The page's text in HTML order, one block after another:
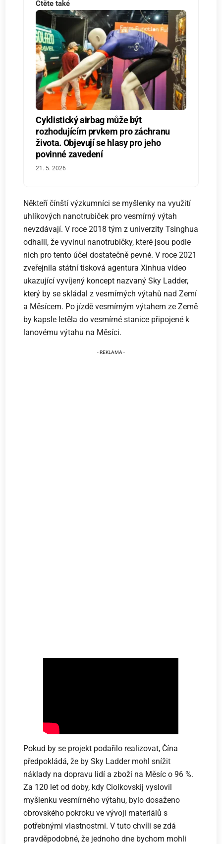
Čtěte také
Cyklistický airbag může být
rozhodujícím prvkem pro záchranu
života. Objevují se hlasy pro jeho
povinné zavedení
21. 5. 2026
Někteří čínští výzkumníci se myšlenky na využití
uhlíkových nanotrubiček pro vesmírný výtah
nevzdávají. V roce 2018 tým z univerzity Tsinghua
odhalil, že vyvinul nanotrubičky, které jsou podle
nich pro tento účel dostatečně pevné. V roce 2021
zveřejnila státní tisková agentura Xinhua video
ukazující vyvíjený koncept nazvaný Sky Ladder,
který by se skládal z vesmírných výtahů nad Zemí
a Měsícem. Po jízdě vesmírným výtahem ze Země
by kapsle letěla do vesmírné stanice připojené k
lanovému výtahu na Měsíci.
Pokud by se projekt podařilo realizovat, Čína
předpokládá, že by Sky Ladder mohl snížit
náklady na dopravu lidí a zboží na Měsíc o 96 %.
Za 120 let od doby, kdy Ciolkovskij vyslovil
myšlenku vesmírného výtahu, bylo dosaženo
obrovského pokroku ve vývoji materiálů s
potřebnými vlastnostmi. V tuto chvíli se zdá
pravděpodobné, že jednoho dne bychom mohli